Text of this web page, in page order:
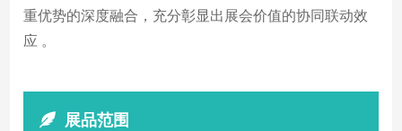
重优势的深度融合，充分彰显出展会价值的协同联动效
应 。
展品范围